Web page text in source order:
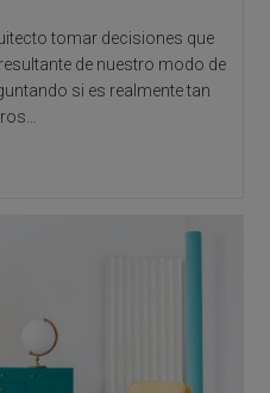
tomar decisiones que
de nuestro modo de
si es realmente tan